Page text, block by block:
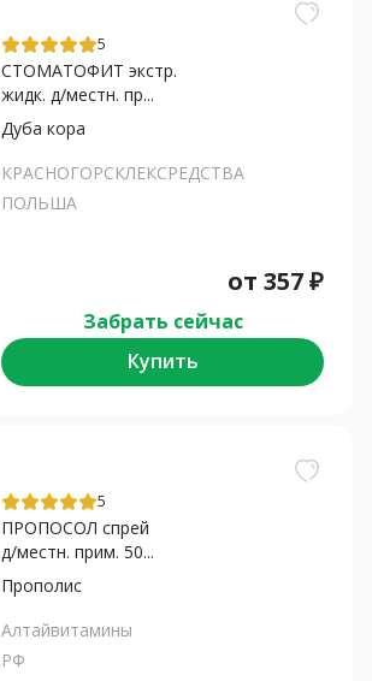
5
СТОМАТОФИТ экстр.
жидк. д/местн. пр...
Дуба кора
КРАСНОГОРСКЛЕКСРЕДСТВА
ПОЛЬША
от 357₽
Забрать сейчас
Купить
5
ПРОПОСОЛ спрей
д/местн. прим. 50...
Прополис
Алтайвитамины
РФ